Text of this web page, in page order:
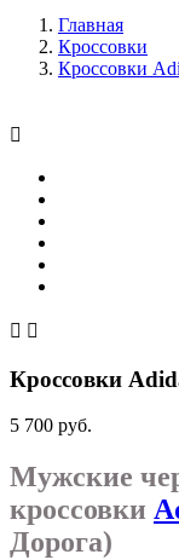
Главная
Кроссовки
Кроссовки

 
Кроссовки
5 700 руб.
Мужские
кроссовки
Дорога)